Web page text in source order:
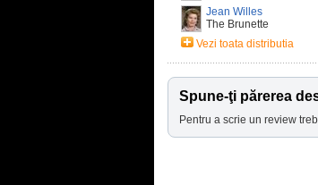
Jean Willes
The Brunette
Vezi toata distributia
Spune-ţi părerea
Pentru a scrie un review